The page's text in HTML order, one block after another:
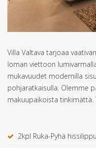
Villa Valtava tarjoaa
loman viettoon
mukavuudet modernilla
pohjaratkaisulla. Olemme
makuupaikoista tinkimättä.
2kpl Ruka-Pyhä